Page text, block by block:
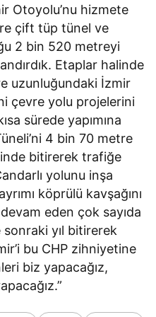
Otoyolu’nu hizmete
çift tüp tünel ve
2 bin 520 metreyi
Etaplar halinde
uzunluğundaki İzmir
çevre yolu projelerini
sürede yapımına
4 bin 70 metre
bitirerek trafiğe
yolunu inşa
köprülü kavşağını
eden çok sayıda
yıl bitirerek
bu CHP zihniyetine
biz yapacağız,